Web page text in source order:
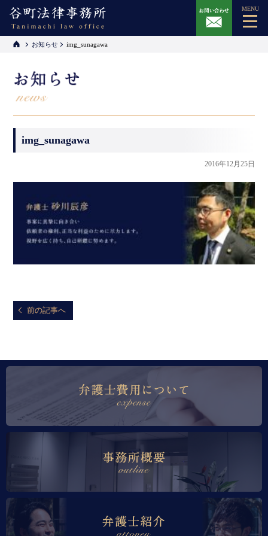
MENU
お知らせ img_sunagawa
img_sunagawa
2016年12月25日
前の記事へ